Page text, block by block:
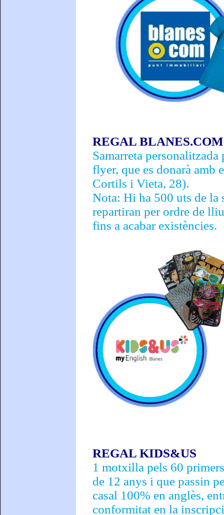
REGAL BLANES.COM
Samarreta
flyer, que es donarà amb
Cortils i Vieta, 28).
Nota: Hi ha 500 uts de la
repartiran per ordre de
fins a acabar existències.
REGAL KIDS&US
1 motxilla pels 60
de 12 anys i que passin
casal 100% en anglès,
conformitat en la